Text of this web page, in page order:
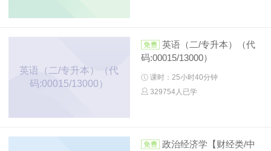
英语（二/专升本）（代
码:00015/13000）
英语（二/专升本）（代
码:00015/13000）
课时：25小时40分钟
329754人已学
政治经济学【财经类/中